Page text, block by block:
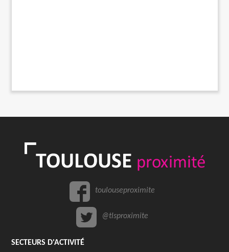
toulouseproximite
@tlsproximite
SECTEURS D'ACTIVITÉ